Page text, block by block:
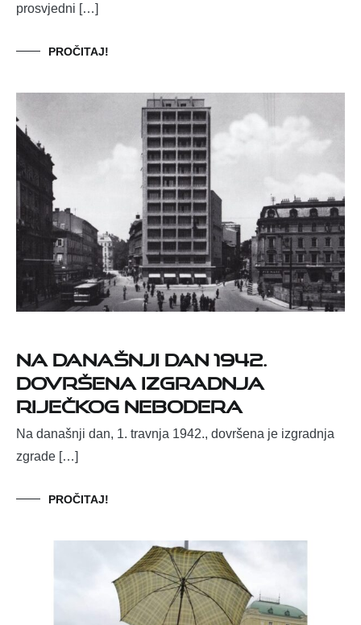
prosvjedni […]
PROČITAJ!
Na današnji dan 1942.
dovršena izgradnja
riječkog nebodera
Na današnji dan, 1. travnja 1942., dovršena je izgradnja
zgrade […]
PROČITAJ!